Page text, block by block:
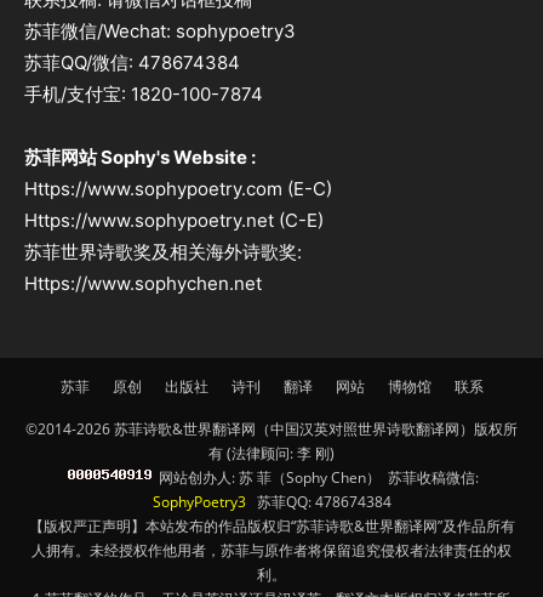
苏菲微信/Wechat: sophypoetry3
苏菲QQ/微信: 478674384
手机/支付宝: 1820-100-7874
苏菲网站 Sophy's Website :
Https://www.sophypoetry.com (E-C)
Https://www.sophypoetry.net (C-E)
苏菲世界诗歌奖及相关海外诗歌奖:
Https://www.sophychen.net
苏菲 原创 出版社 诗刊 翻译 网站 博物馆 联系
©2014-2026 苏菲诗歌&世界翻译网（中国汉英对照世界诗歌翻译网）版权所
有 (法律顾问: 李 刚)
网站创办人: 苏 菲（Sophy Chen） 苏菲收稿微信:
SophyPoetry3苏菲QQ: 478674384
【版权严正声明】本站发布的作品版权归“苏菲诗歌&世界翻译网”及作品所有
人拥有。未经授权作他用者，苏菲与原作者将保留追究侵权者法律责任的权
利。